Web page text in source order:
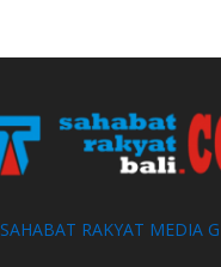
SAHABAT RAKYAT MEDIA